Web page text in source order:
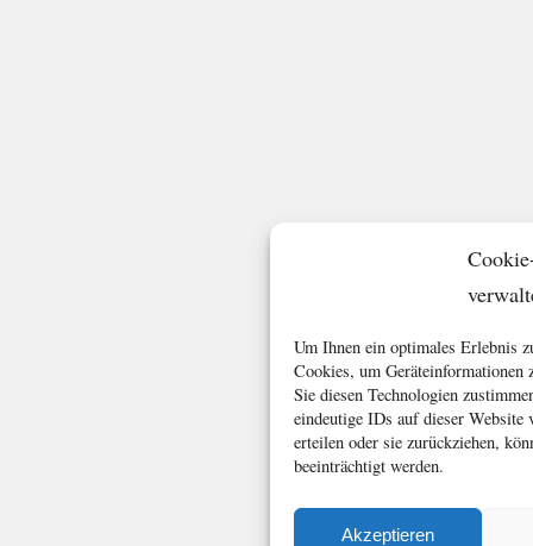
Um Ihnen ein optimales Erlebnis
Cookies, um Geräteinformationen
Sie diesen Technologien
eindeutige IDs auf dieser
erteilen oder sie zurückziehen,
beeinträchtigt werden.
Akzeptieren